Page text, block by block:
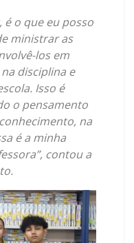
é o que eu posso
ministrar as
los em
disciplina e
Isso é
o pensamento
na
é a minha
contou a